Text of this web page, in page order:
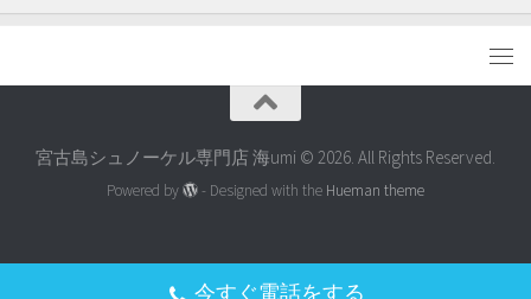
宮古島シュノーケル専門店 海umi © 2026. All Rights Reserved.
Powered by - Designed with the Hueman theme
今すぐ電話をする